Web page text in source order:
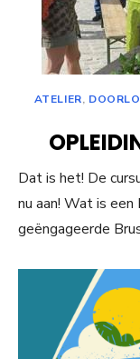
ATELIER,
Dat is het! De
nu aan! Wat is
geëngageerde